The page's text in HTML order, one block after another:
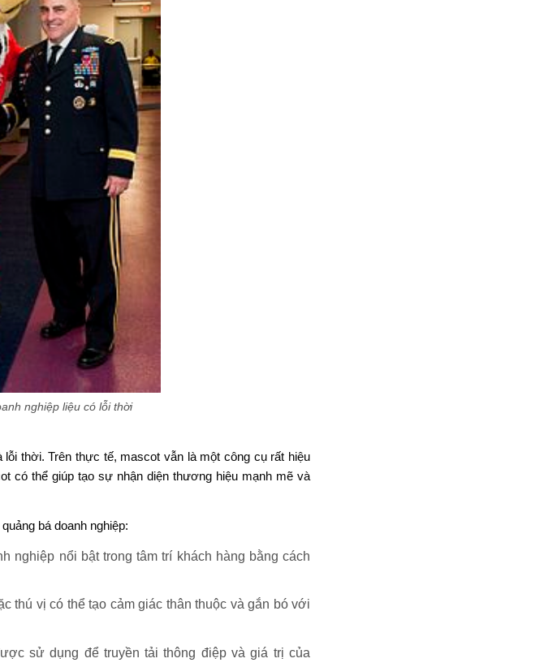
nghiệp liệu có lỗi thời
thời. Trên thực tế, mascot vẫn là một công cụ rất hiệu
có thể giúp tạo sự nhận diện thương hiệu mạnh mẽ và
bá doanh nghiệp:
nghiệp nổi bật trong tâm trí khách hàng bằng cách
thú vị có thể tạo cảm giác thân thuộc và gắn bó với
sử dụng để truyền tải thông điệp và giá trị của